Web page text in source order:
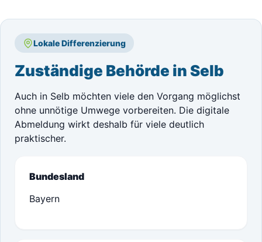
Lokale Differenzierung
Zuständige Behörde in Selb
Auch in Selb möchten viele den Vorgang möglichst
ohne unnötige Umwege vorbereiten. Die digitale
Abmeldung wirkt deshalb für viele deutlich
praktischer.
Bundesland
Bayern